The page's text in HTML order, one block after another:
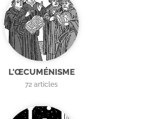
L'ŒCUMÉNISME
72 articles